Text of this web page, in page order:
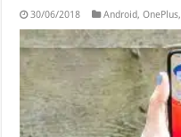
30/06/2018 Android,OnePlus,